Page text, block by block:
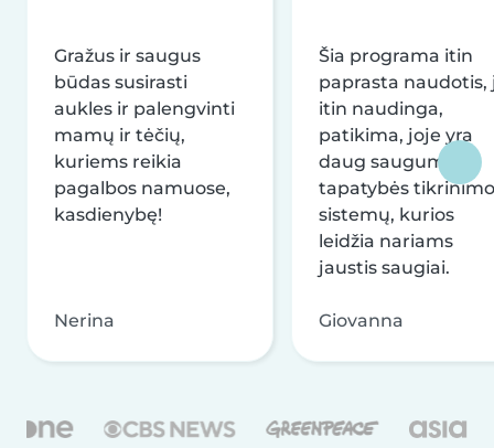
Gražus ir saugus
būdas susirasti
aukles ir palengvinti
mamų ir tėčių,
kuriems reikia
pagalbos namuose,
kasdienybę!
Nerina
Šia programa itin
paprasta naudotis,
itin naudinga,
patikima, joje yra
daug saugumo ir
tapatybės tikrinimo
sistemų, kurios
leidžia nariams
jaustis saugiai.
Giovanna